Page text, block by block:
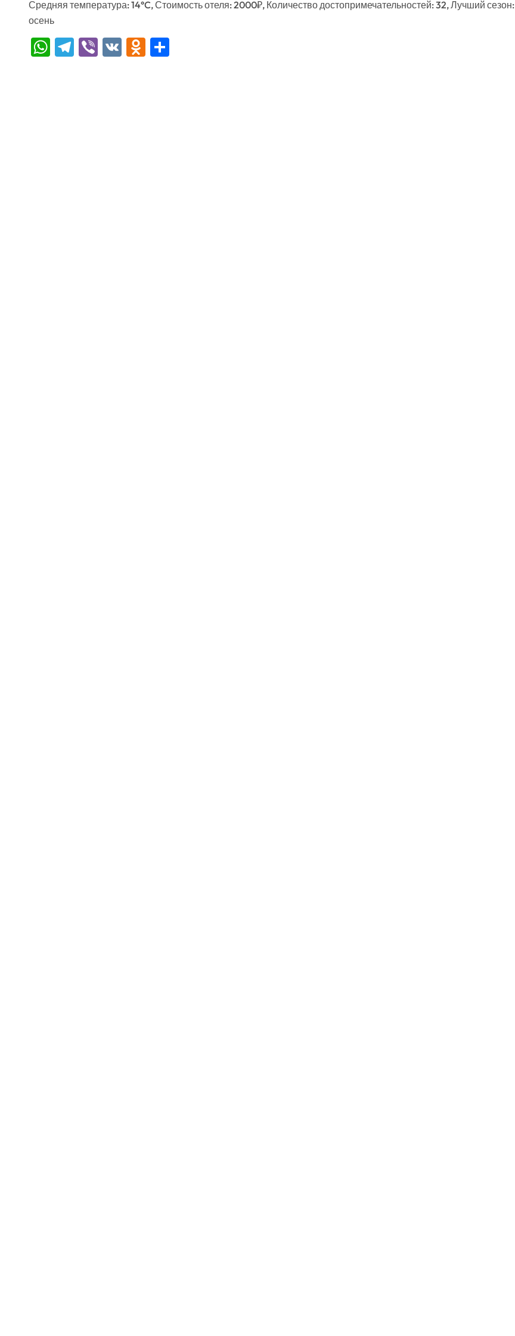
Средняя температура: 14°C, Стоимость отеля: 2000₽, Количество достопримечательностей: 32, Лучший сезон:
осень
WhatsApp
Telegram
Viber
VK Odnoklassniki